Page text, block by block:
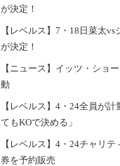
が決定！
【レベルス】7・18日菜太
が決定！
【ニュース】イッツ・ショ
動
【レベルス】4・24全員が
てもKOで決める」
【レベルス】4・24チャリ
券を予約販売